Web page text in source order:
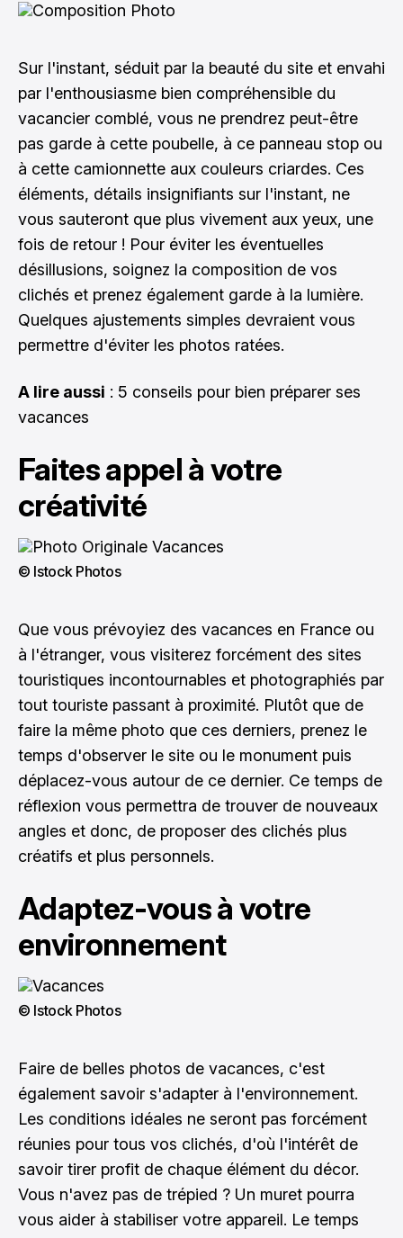
Sur l'instant, séduit par la beauté du site et envahi
par l'enthousiasme bien compréhensible du
vacancier comblé, vous ne prendrez peut-être
pas garde à cette poubelle, à ce panneau stop ou
à cette camionnette aux couleurs criardes. Ces
éléments, détails insignifiants sur l'instant, ne
vous sauteront que plus vivement aux yeux, une
fois de retour ! Pour éviter les éventuelles
désillusions, soignez la composition de vos
clichés et prenez également garde à la lumière.
Quelques ajustements simples devraient vous
permettre d'éviter les photos ratées.
A lire aussi : 5 conseils pour bien préparer ses
vacances
Faites appel à votre
créativité
© Istock Photos
Que vous prévoyiez des vacances en France ou
à l'étranger, vous visiterez forcément des sites
touristiques incontournables et photographiés par
tout touriste passant à proximité. Plutôt que de
faire la même photo que ces derniers, prenez le
temps d'observer le site ou le monument puis
déplacez-vous autour de ce dernier. Ce temps de
réflexion vous permettra de trouver de nouveaux
angles et donc, de proposer des clichés plus
créatifs et plus personnels.
Adaptez-vous à votre
environnement
© Istock Photos
Faire de belles photos de vacances, c'est
également savoir s'adapter à l'environnement.
Les conditions idéales ne seront pas forcément
réunies pour tous vos clichés, d'où l'intérêt de
savoir tirer profit de chaque élément du décor.
Vous n'avez pas de trépied ? Un muret pourra
vous aider à stabiliser votre appareil. Le temps